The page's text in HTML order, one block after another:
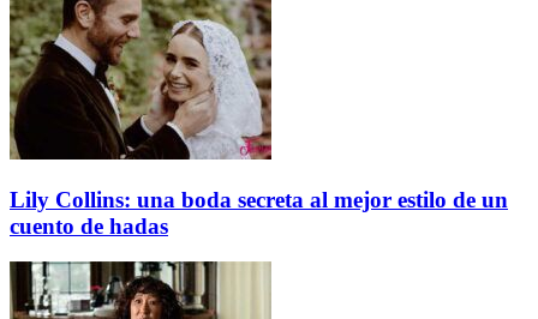
Lily Collins: una boda secreta al mejor estilo de un
cuento de hadas